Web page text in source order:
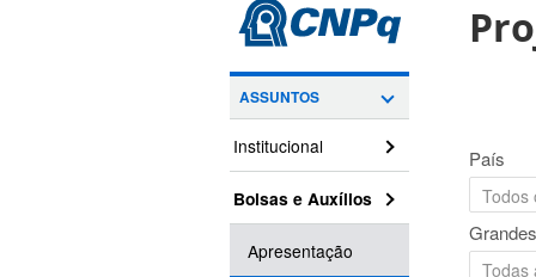
ASSUNTOS
Institucional
Bolsas e Auxílios
Apresentação
País